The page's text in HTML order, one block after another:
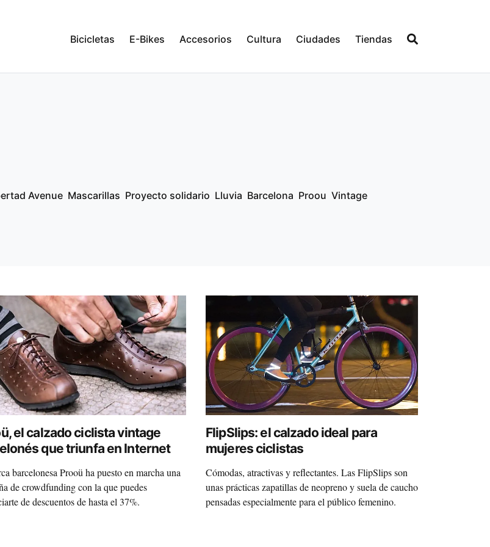
Bicicletas E-Bikes Accesorios Cultura Ciudades Tiendas
Avenue Mascarillas Proyecto solidario Lluvia Barcelona Proou Vintage
el calzado ciclista vintage
que triunfa en Internet
barcelonesa Prooü ha puesto en marcha una
de crowdfunding con la que puedes
de descuentos de hasta el 37%.
FlipSlips: el calzado ideal para
mujeres ciclistas
Cómodas, atractivas y reflectantes. Las FlipSlips son
unas prácticas zapatillas de neopreno y suela de caucho
pensadas especialmente para el público femenino.